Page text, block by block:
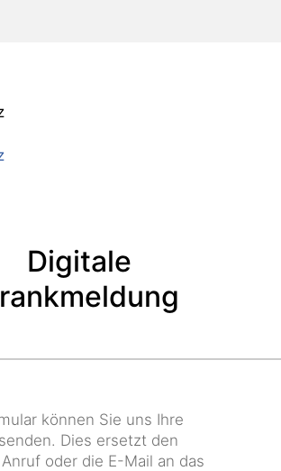
Digitale
können Sie uns Ihre
Dies ersetzt den
oder die E-Mail an das